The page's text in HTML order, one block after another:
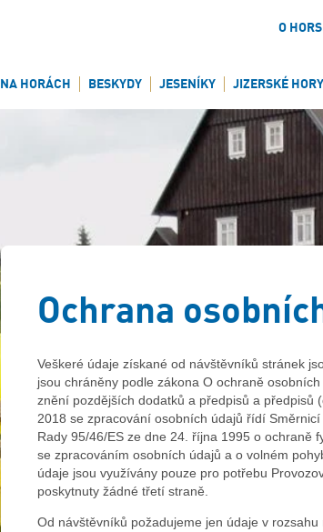
O
NA HORÁCH BESKYDY JESENÍKY JIZERSKÉ HORY
Ochrana
Veškeré údaje získané od návštěvníků stránek
jsou chráněny podle zákona O ochraně
znění pozdějších dodatků a předpisů a předpisů
2018 se zpracování osobních údajů řídí
Rady 95/46/ES ze dne 24. října 1995 o ochraně
se zpracováním osobních údajů a o volném
údaje jsou využívány pouze pro potřebu
poskytnuty žádné třetí straně.
Od návštěvníků požadujeme jen údaje v rozsahu